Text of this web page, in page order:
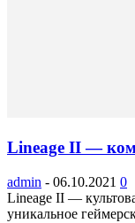
Lineage II —
admin - 06.10.2021 0
Lineage II —
уникальное